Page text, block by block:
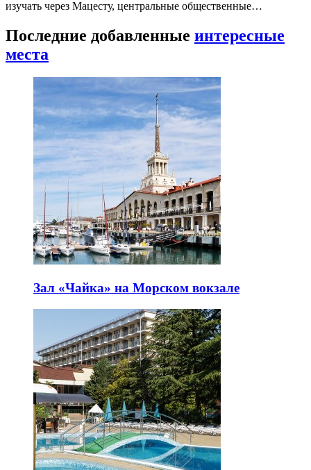
изучать через Мацесту, центральные общественные…
Последние добавленные интересные
места
Зал «Чайка» на Морском вокзале